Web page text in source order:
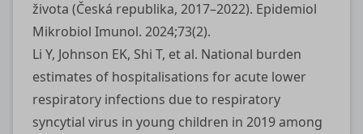
života (Česká republika, 2017–2022). Epidemiol
Mikrobiol Imunol. 2024;73(2).
Li Y, Johnson EK, Shi T, et al. National burden
estimates of hospitalisations for acute lower
respiratory infections due to respiratory
syncytial virus in young children in 2019 among